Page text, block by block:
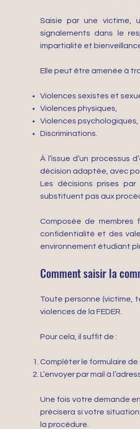
Saisie par une victime,
signalements dans le
impartialité et
Elle peut être amenée à
Violences sexistes et
Violences physiques,
Violences psychologiques,
Discriminations.
À l’issue d’un
décision adaptée, avec
Les décisions prises
substituent pas aux
Composée de membres
confidentialité et des
environnement étudiant
Comment saisir la
Toute personne (victime,
violences de la FEDER.
Pour cela, il suffit de :
Compléter le formulaire
L’envoyer par mail à
Une fois votre demande
précisera si votre
la procédure.